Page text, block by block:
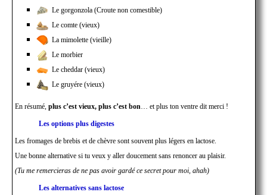
Le gorgonzola (Croute non comestible)
Le comte (vieux)
La mimolette (vieille)
Le morbier
Le cheddar (vieux)
Le gruyére (vieux)
En résumé, plus c’est vieux, plus c’est bon… et plus ton ventre dit merci !
Les options plus digestes
Les fromages de brebis et de chèvre sont souvent plus légers en lactose.
Une bonne alternative si tu veux y aller doucement sans renoncer au plaisir.
(Tu me remercieras de ne pas avoir gardé ce secret pour moi, ahah)
Les alternatives sans lactose